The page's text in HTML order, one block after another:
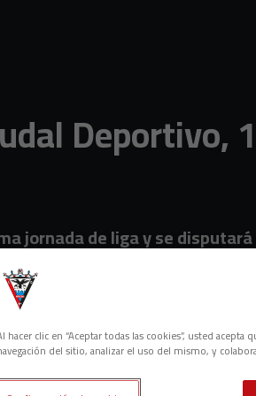
Deportivo,
jornada de liga y se
Deportivo
hacer clic en “Aceptar todas las cookies”, usted
del sitio, analizar el uso del mismo, y